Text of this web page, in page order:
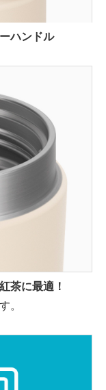
ハンドル
茶に最適！
。